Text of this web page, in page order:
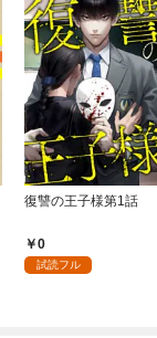
復讐の王子様第1話
0
試読フル